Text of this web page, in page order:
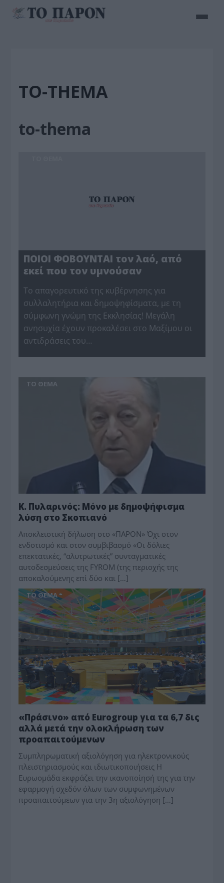
TO-THEMA
to-thema
ΠΟΙΟΙ ΦΟΒΟΥΝΤΑΙ τον λαό, από
εκεί που τον υμνούσαν
Το απαγορευτικό της κυβέρνησης για
συλλαλητήρια και δημοψηφίσματα, με τη
σύμφωνη γνώμη της Εκκλησίας! Μεγάλη
ανησυχία έχουν προκαλέσει στο Μαξίμου οι
αντιδράσεις του…
ΤΟ ΘΕΜΑ
Κ. Πυλαρινός: Μόνο με δημοψήφισμα
λύση στο Σκοπιανό
Αποκλειστική δήλωση στο «ΠΑΡΟΝ» Όχι στον
ενδοτισμό και στον συμβιβασμό «Οι δόλιες
επεκτατικές, “αλυτρωτικές” συντα­γματικές
αυτοδεσμεύσεις της FYROM (της περιοχής της
αποκαλούμενης επί δύο και […]
ΤΟ ΘΕΜΑ
«Πράσινο» από Eurogroup για τα 6,7 δις
αλλά μετά την ολοκλήρωση των
προαπαιτούμενων
Συμπληρωματική αξιολόγηση για ηλεκτρονικούς
πλειστηριασμούς και ιδιωτικοποιήσεις Η
Ευρωομάδα εκφράζει την ικανοποίησή της για την
εφαρμογή σχεδόν όλων των συμφωνημένων
προαπαιτούμεων για την 3η αξιολόγηση […]